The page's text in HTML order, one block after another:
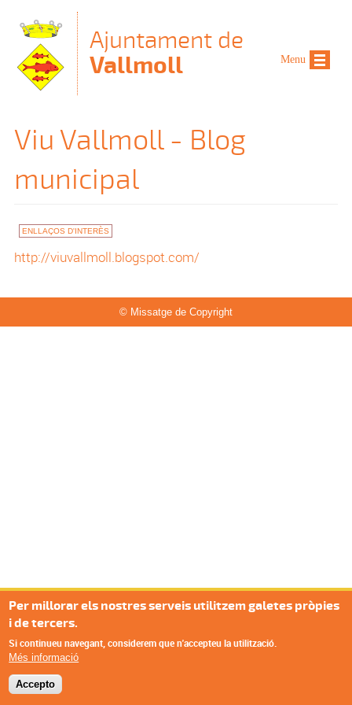
Ajuntament de
Vallmoll
Viu Vallmoll - Blog
municipal
ENLLAÇOS D'INTERÈS
http://viuvallmoll.blogspot.com/
© Missatge de Copyright
Menu
Per millorar els nostres serveis utilitzem galetes pròpies
i de tercers.
Si continueu navegant, considerem que n'accepteu la utilització.
Més informació
Accepto